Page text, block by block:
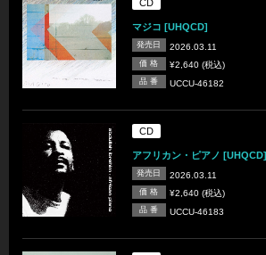
CD
マジコ [UHQCD]
発売日 2026.03.11
価 格 ¥2,640 (税込)
品 番 UCCU-46182
CD
アフリカン・ピアノ [UHQCD]
発売日 2026.03.11
価 格 ¥2,640 (税込)
品 番 UCCU-46183